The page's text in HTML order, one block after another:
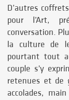
D’autres
pour l’Art,
conversation.
la culture de
pourtant tout
couple s’y
retenues et de
accolades,